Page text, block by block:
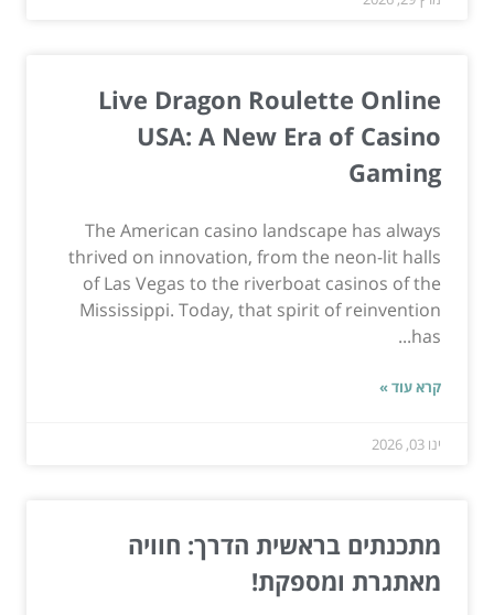
Live Dragon Roulette Online
USA: A New Era of Casino
Gaming
The American casino landscape has always
thrived on innovation, from the neon-lit halls
of Las Vegas to the riverboat casinos of the
Mississippi. Today, that spirit of reinvention
has...
קרא עוד »
ינו 03, 2026
מתכנתים בראשית הדרך: חוויה
מאתגרת ומספקת!